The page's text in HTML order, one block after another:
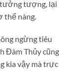
tượng, lại
thể nàng.
ngừng tiêu
Đàm Thủy cũng
kia vậy mà trực